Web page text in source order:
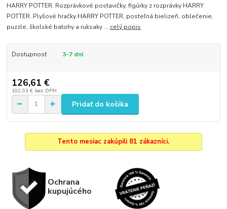
HARRY POTTER. Rozprávkové postavičky, figúrky z rozprávky HARRY
POTTER. Plyšové hračky HARRY POTTER, posteľná bielizeň, oblečenie,
puzzle, školské batohy a ruksaky ... celý popis
Dostupnosť 3-7 dní
126,61 €
102,93 € bez DPH
Pridať do košíka
Tento mesiac zakúpili 81 zákazníci.
Ochrana
kupujúcého